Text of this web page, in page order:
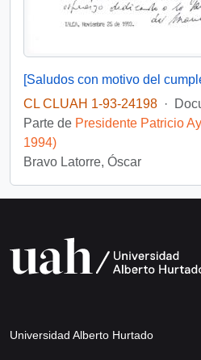
CL CLUAH 1-93-24198 ·
Parte de Presidente Patricio
1994)
Bravo Latorre, Óscar
Universidad Alberto Hurtado